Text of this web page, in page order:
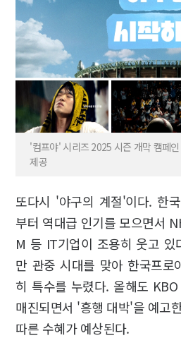
'컴프야' 시리즈 2025 시즌 개막 캠페
제공
또다시 '야구의 계절'이다. 한
부터 역대급 인기를 모으면서
M 등 IT기업이 조용히 웃고 있
만 관중 시대를 맞아 한국프로
히 특수를 누렸다. 올해도
매진되면서 '흥행 대박'을 예고
따른 수혜가 예상된다.